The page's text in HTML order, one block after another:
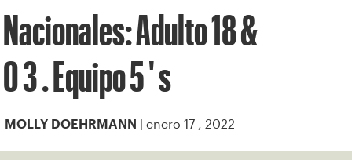
Nacionales: Adulto 18 &
O 3 . Equipo 5 ' s
MOLLY DOEHRMANN | enero 17 , 2022